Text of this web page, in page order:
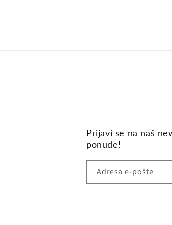
Prijavi se na naš
ponude!
Adresa e-pošte